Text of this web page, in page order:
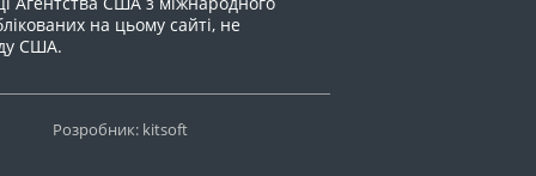
на цьому сайті, не
США.
Розробник: kitsoft